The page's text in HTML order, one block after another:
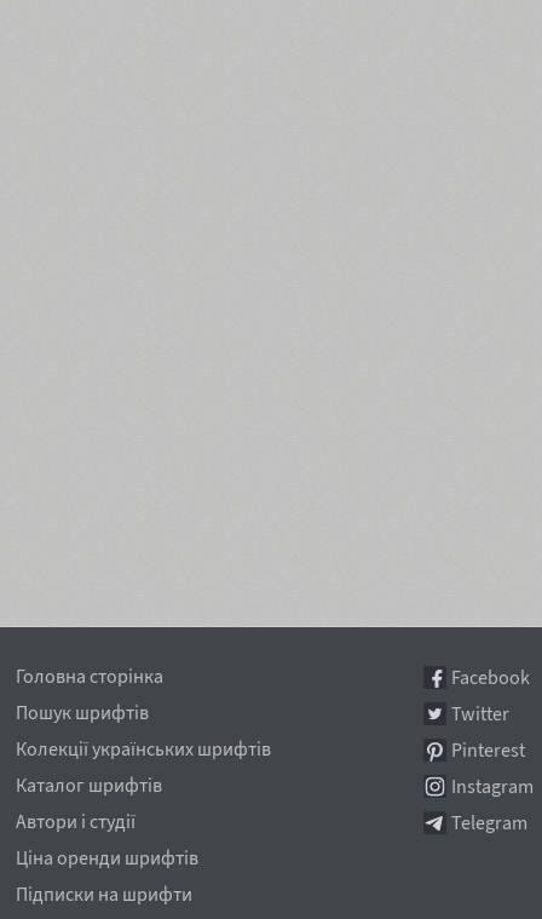
Головна сторінка
Пошук шрифтів
Колекції українських шрифтів
Каталог шрифтів
Автори і студії
Ціна оренди шрифтів
Підписки на шрифти
Facebook
Twitter
Pinterest
Instagram
Telegram